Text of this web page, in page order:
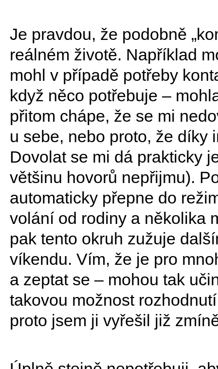
Je pravdou, že podobně
reálném životě. Například
mohl v případě potřeby
když něco potřebuje –
přitom chápe, že se mi
u sebe, nebo proto, že díky
Dovolat se mi dá prakticky
většinu hovorů nepřijmu).
automaticky přepne do
volání od rodiny a několika
pak tento okruh zužuje
víkendu. Vím, že je pro
a zeptat se – mohou tak
takovou možnost
proto jsem ji vyřešil již